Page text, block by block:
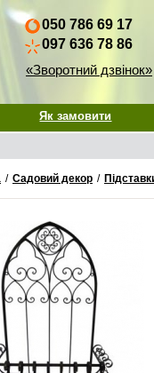
050 786 69 17
097 636 78 86
«Зворотний дзвінок»
Як замовити
/ Садовий декор /